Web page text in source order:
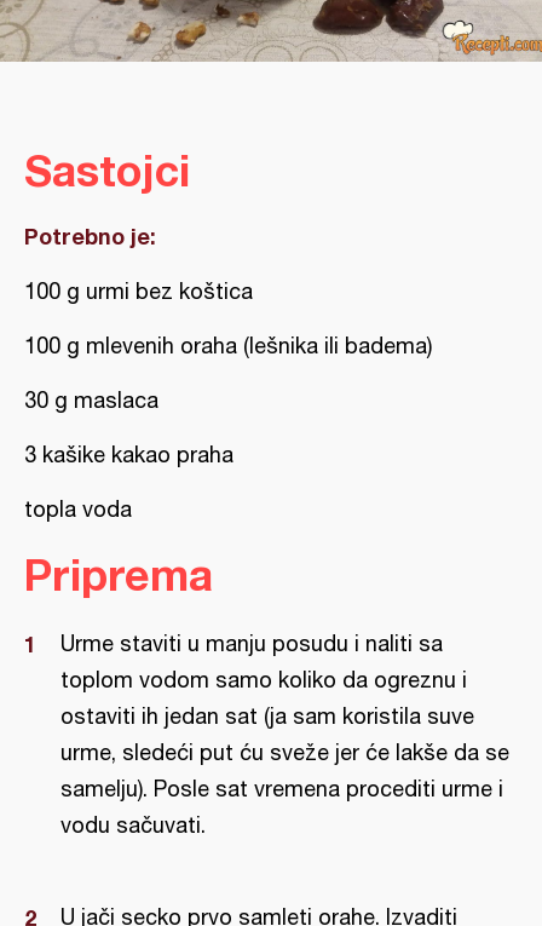
Sastojci
Potrebno je:
100 g urmi bez koštica
100 g mlevenih oraha (lešnika ili badema)
30 g maslaca
3 kašike kakao praha
topla voda
Priprema
Urme staviti u manju posudu i naliti sa
toplom vodom samo koliko da ogreznu i
ostaviti ih jedan sat (ja sam koristila suve
urme, sledeći put ću sveže jer će lakše da se
samelju). Posle sat vremena procediti urme i
vodu sačuvati.
U jači secko prvo samleti orahe. Izvaditi